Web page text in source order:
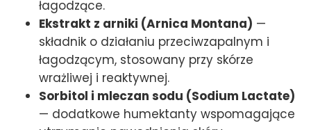
łagodzące.
Ekstrakt z arniki (Arnica Montana) —
składnik o działaniu przeciwzapalnym i
łagodzącym, stosowany przy skórze
wrażliwej i reaktywnej.
Sorbitol i mleczan sodu (Sodium Lactate)
— dodatkowe humektanty wspomagające